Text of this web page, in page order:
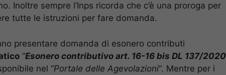
Inoltre sempre l’Inps ricorda che c’è una proroga per
tutte le istruzioni per fare domanda.
presentare domanda di esonero contributi
“Esonero contributivo art. 16-16 bis DL 137/2020
nel “Portale delle Agevolazioni“. Mentre per i